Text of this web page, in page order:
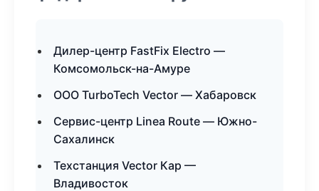
Дилер-центр FastFix Electro —
Комсомольск-на-Амуре
ООО TurboTech Vector — Хабаровск
Сервис-центр Linea Route — Южно-
Сахалинск
Техстанция Vector Кар —
Владивосток